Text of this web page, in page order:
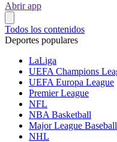
Abrir app
Todos los contenidos
Deportes populares
LaLiga
UEFA Champions
UEFA Europa League
Premier League
NFL
NBA Basketball
Major League Baseball
NHL